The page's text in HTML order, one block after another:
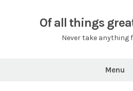
Of all things
Never take anything
Menu